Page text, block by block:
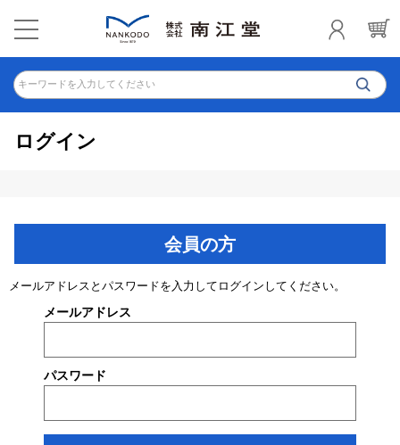
キーワードを入力してください
ログイン
会員の方
メールアドレスとパスワードを入力してログインしてください。
メールアドレス
パスワード